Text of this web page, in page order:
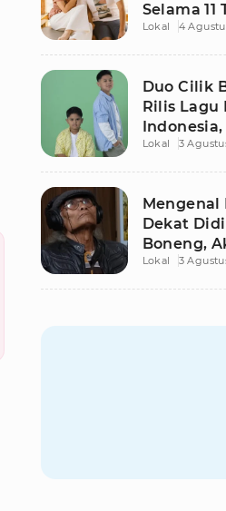
Selama 11
Nikahi
Lokal 4
Duo Cilik
Rilis Lagu
Indonesia,
Pesan
Lokal 3
Mengenal
Dekat
Boneng,
Lokal 3